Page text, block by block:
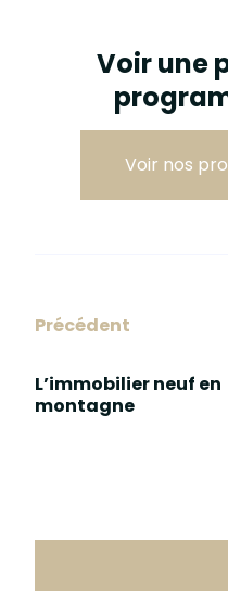
Voir une
Voir nos
Navigation
Précédent
L’immobilier neuf en
montagne